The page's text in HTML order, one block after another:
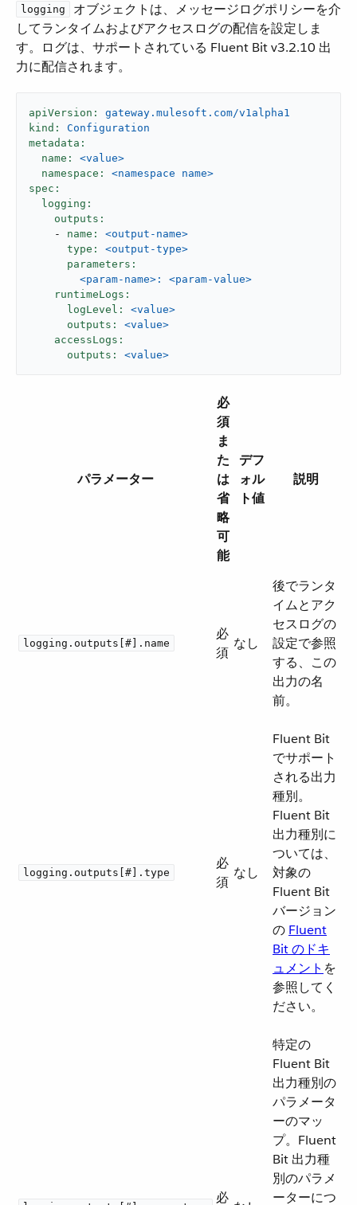
logging
​ オブジェクトは、メッセージログポリシーを介
してランタイムおよびアクセスログの配信を設定しま
す。ログは、サポートされている Fluent Bit v3.2.10 出
力に配信されます。
apiVersion:
gateway.mulesoft.com/v1alpha1
kind:
Configuration
metadata:
name:
<value>
namespace:
<namespace
name>
spec:
logging:
outputs:
-
name:
<output-name>
type:
<output-type>
parameters:
<param-name>:
<param-value>
runtimeLogs:
logLevel:
<value>
outputs:
<value>
accessLogs:
outputs:
<value>
パラメーター
必
須
ま
た
は
省
略
可
能
デフ
ォル
ト値
説明
logging.outputs[#].name
必
須
なし
後でランタ
イムとアク
セスログの
設定で参照
する、この
出力の名
前。
logging.outputs[#].type
必
須
なし
Fluent Bit
でサポート
される出力
種別。
Fluent Bit
出力種別に
ついては、
対象の
Fluent Bit
バージョン
の Fluent
Bit のドキ
ュメント ​を
参照してく
ださい。
必
特定の
Fluent Bit
出力種別の
パラメータ
ーのマッ
プ。Fluent
Bit 出力種
別のパラメ
ーターにつ